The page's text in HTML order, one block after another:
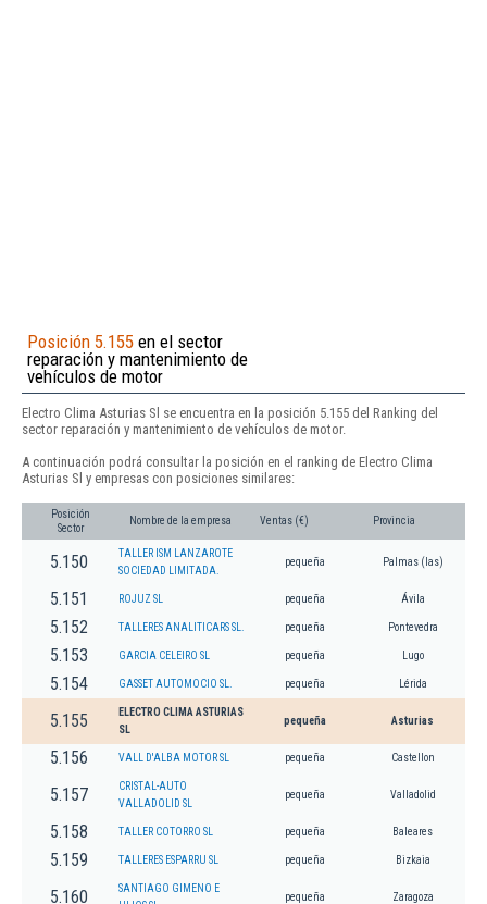
Posición 5.155 en el sector
reparación y mantenimiento de
vehículos de motor
Electro Clima Asturias Sl se encuentra en la posición 5.155 del Ranking del
sector reparación y mantenimiento de vehículos de motor.
A continuación podrá consultar la posición en el ranking de Electro Clima
Asturias Sl y empresas con posiciones similares:
Posición
Sector
Nombre de la empresa Ventas (€) Provincia
5.150
TALLER ISM LANZAROTE
SOCIEDAD LIMITADA.
pequeña Palmas (las)
5.151 ROJUZ SL pequeña Ávila
5.152 TALLERES ANALITICARS SL. pequeña Pontevedra
5.153 GARCIA CELEIRO SL pequeña Lugo
5.154 GASSET AUTOMOCIO SL. pequeña Lérida
5.155
ELECTRO CLIMA ASTURIAS
SL
pequeña Asturias
5.156 VALL D'ALBA MOTOR SL pequeña Castellon
5.157
CRISTAL-AUTO
VALLADOLID SL
pequeña Valladolid
5.158 TALLER COTORRO SL pequeña Baleares
5.159 TALLERES ESPARRU SL pequeña Bizkaia
5.160
SANTIAGO GIMENO E
pequeña Zaragoza